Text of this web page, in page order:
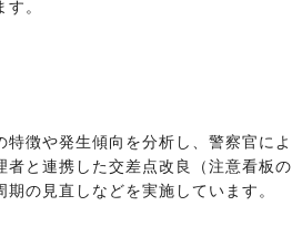
。
徴や発生傾向を分析し、警察官によ
と連携した交差点改良（注意看板の
の見直しなどを実施しています。